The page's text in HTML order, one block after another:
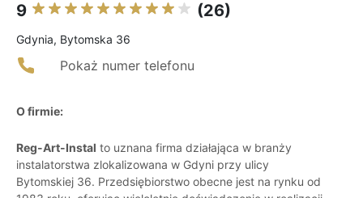
9 (26)
Gdynia, Bytomska 36
Pokaż numer telefonu
O firmie:
Reg-Art-Instal to uznana firma działająca w branży
instalatorstwa zlokalizowana w Gdyni przy ulicy
Bytomskiej 36. Przedsiębiorstwo obecne jest na rynku od